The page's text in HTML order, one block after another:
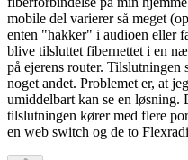
mobile del varierer så meget
enten "hakker" i audioen eller
blive tilsluttet fibernettet i en
på ejerens router.
noget andet. Problemet er, at
umiddelbart kan se en løsning.
tilslutningen kører med flere
en web switch og de to